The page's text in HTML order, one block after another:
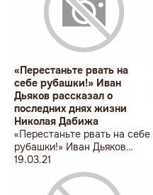
«Перестаньте рвать на
себе рубашки!» Иван
Дьяков рассказал о
последних днях жизни
Николая Дабижа
«Перестаньте рвать на себе
рубашки!» Иван Дьяков
рассказал о последних днях
жизни Николая Дабижа
19.03.21